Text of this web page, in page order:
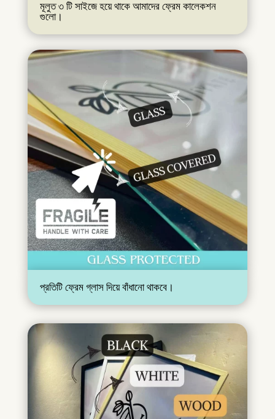
মূলুত ৩ টি সাইজে হয়ে থাকে আমাদের ফ্রেম কালেকশন
গুলো।
প্রতিটি ফ্রেম গ্লাস দিয়ে বাঁধানো থাকবে।